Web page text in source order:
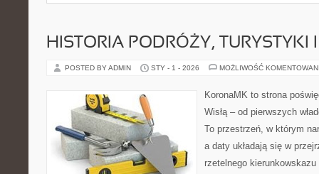
HISTORIA PODRÓŻY, TURYSTYKI
POSTED BY ADMIN STY - 1 - 2026 MOŻLIWOŚĆ
KoronaMK to strona
Wisłą – od pierwszych
To przestrzeń, w którym
a daty układają się w
rzetelnego